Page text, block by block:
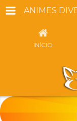
ANIMES
INÍCIO